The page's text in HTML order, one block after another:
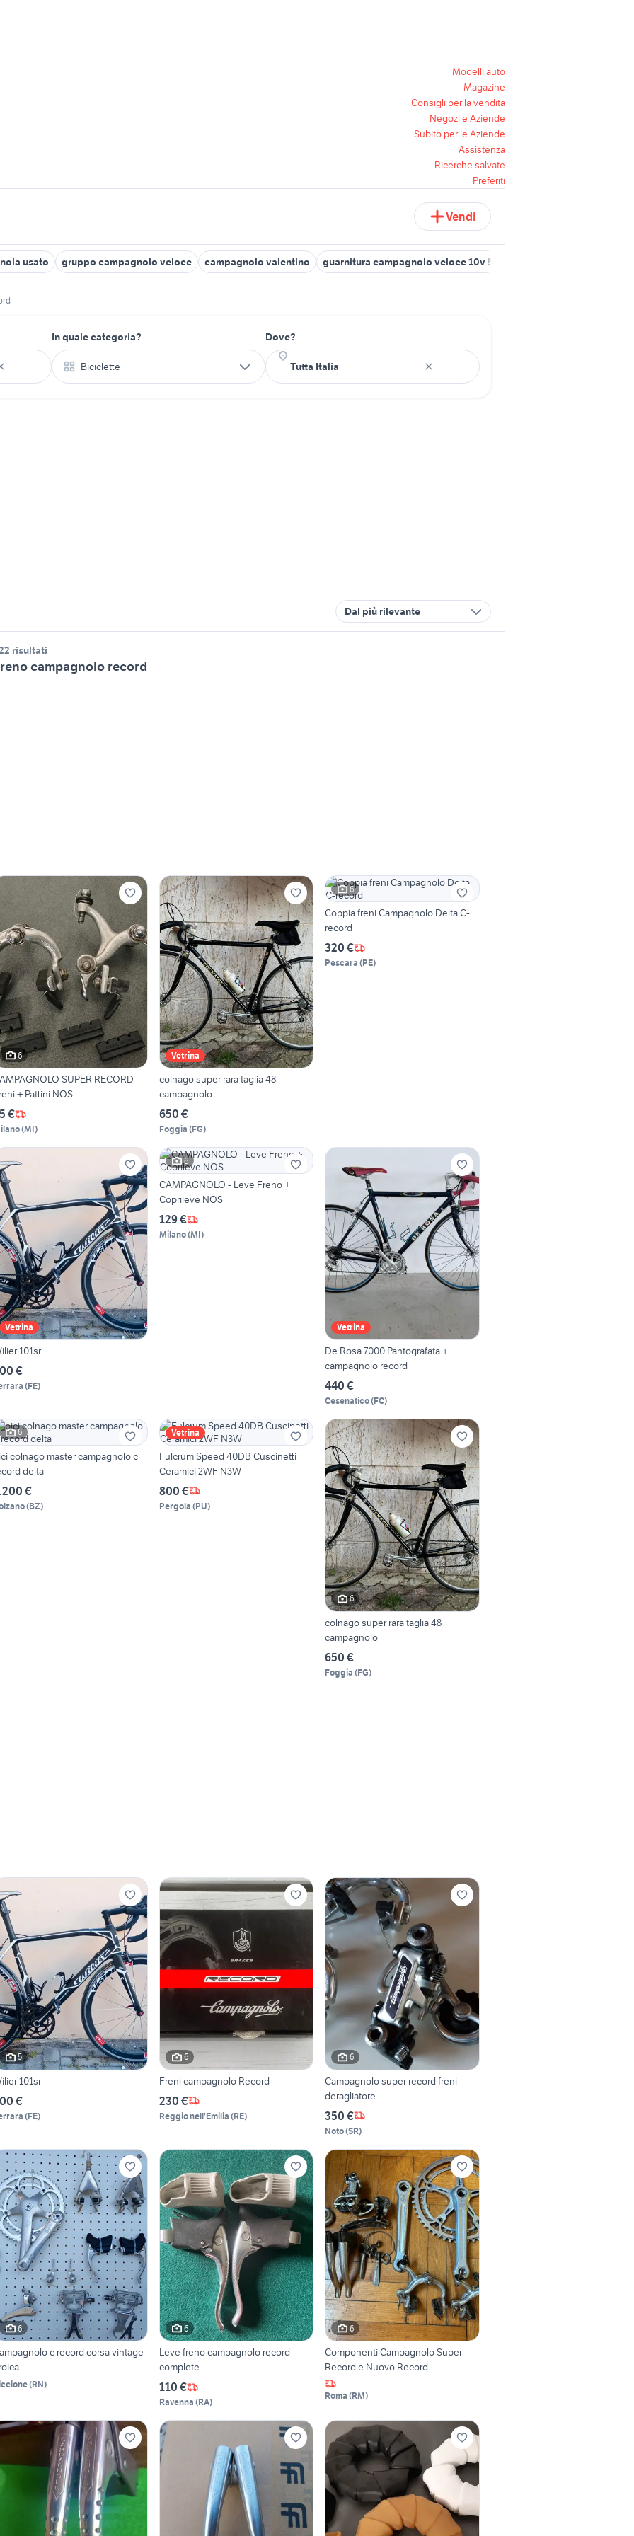
Modelli auto
Magazine
Consigli per la vendita
Negozi e Aziende
Subito per le Aziende
Assistenza
Ricerche salvate
Preferiti
Vendi
usato gruppo campagnolo veloce campagnolo valentino guarnitura campagnolo veloce 10v 50 34
In quale categoria?
Biciclette
Dove?
Dal più rilevante
risultati
campagnolo record
6
SUPER RECORD -
+ Pattini NOS
€
(MI)
Vetrina
colnago super rara taglia 48
campagnolo
650 €
Foggia (FG)
6
Coppia freni Campagnolo Delta C-
record
320 €
Pescara (PE)
Vetrina
101sr
€
(FE)
6
CAMPAGNOLO - Leve Freno +
Coprileve NOS
129 €
Milano(MI)
Vetrina
De Rosa 7000 Pantografata +
campagnolo record
440 €
Cesenatico(FC)
6
colnago master campagnolo c
delta
€
(BZ)
Vetrina
Fulcrum Speed 40DB Cuscinetti
Ceramici 2WF N3W
800 €
Pergola (PU)
6
colnago super rara taglia 48
campagnolo
650 €
Foggia (FG)
5
101sr
€
(FE)
6
Freni campagnolo Record
230 €
Reggio nell'Emilia (RE)
6
Campagnolo super record freni
deragliatore
350 €
Noto(SR)
6
c record corsa vintage
(RN)
6
Leve freno campagnolo record
complete
110 €
Ravenna (RA)
6
Componenti Campagnolo Super
Record e Nuovo Record
Roma (RM)